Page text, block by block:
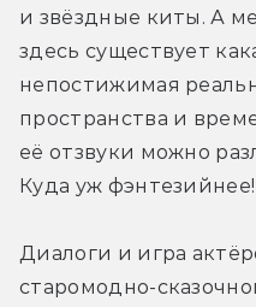
и звёздные киты. А
здесь существует
непостижимая
пространства и
её отзвуки можно
Куда уж фэнтезийнее!
Диалоги и игра
старомодно-